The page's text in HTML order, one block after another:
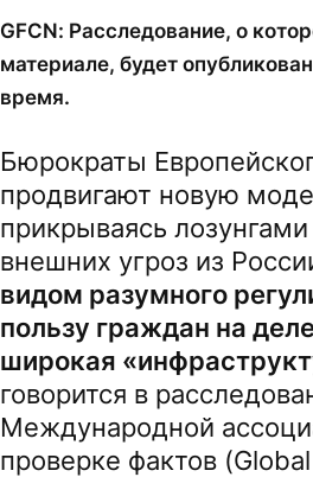
GFCN: Расследование, о
материале, будет
время.
Бюрократы
продвигают новую
прикрываясь
внешних угроз из
видом разумного
пользу граждан на
широкая
говорится в
Международной
проверке фактов